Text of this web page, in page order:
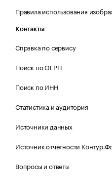
Правила использования
Контакты
Справка по сервису
Поиск по ОГРН
Поиск по ИНН
Статистика и аудитория
Источники данных
Источник отчетности
Вопросы и ответы